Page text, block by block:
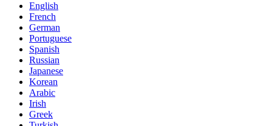
English
French
German
Portuguese
Spanish
Russian
Japanese
Korean
Arabic
Irish
Greek